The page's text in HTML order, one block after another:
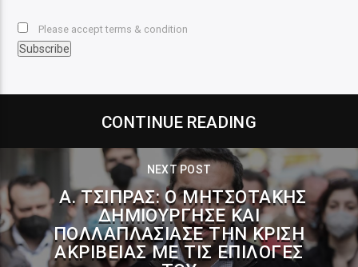
Please accept terms & condition
CONTINUE READING
NEXT POST
Α. ΤΣΊΠΡΑΣ: Ο ΜΗΤΣΟΤΆΚΗΣ
ΔΗΜΙΟΎΡΓΗΣΕ ΚΑΙ
ΠΟΛΛΑΠΛΑΣΊΑΣΕ ΤΗΝ ΚΡΊΣΗ
ΑΚΡΊΒΕΙΑΣ ΜΕ ΤΙΣ ΕΠΙΛΟΓΈΣ